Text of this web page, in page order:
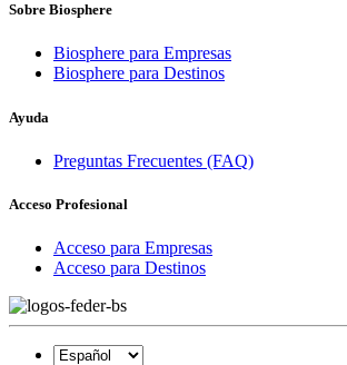
Sobre Biosphere
Biosphere para Empresas
Biosphere para Destinos
Ayuda
Preguntas Frecuentes (FAQ)
Acceso Profesional
Acceso para Empresas
Acceso para Destinos